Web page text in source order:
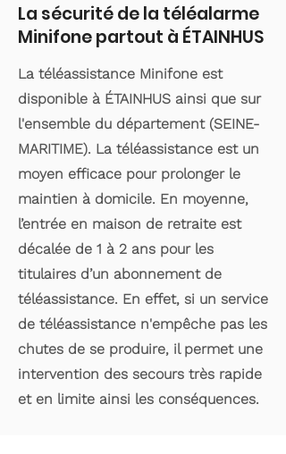
La sécurité de la téléalarme
Minifone partout à ÉTAINHUS
La téléassistance Minifone est
disponible à ÉTAINHUS ainsi que sur
l'ensemble du département (SEINE-
MARITIME). La téléassistance est un
moyen efficace pour prolonger le
maintien à domicile. En moyenne,
l’entrée en maison de retraite est
décalée de 1 à 2 ans pour les
titulaires d’un abonnement de
téléassistance. En effet, si un service
de téléassistance n'empêche pas les
chutes de se produire, il permet une
intervention des secours très rapide
et en limite ainsi les conséquences.